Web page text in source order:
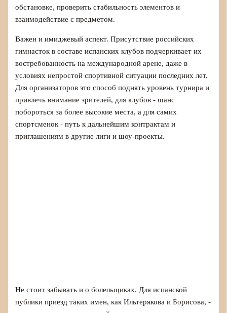
обстановке, проверить стабильность элементов и
взаимодействие с предметом.
Важен и имиджевый аспект. Присутствие российских
гимнасток в составе испанских клубов подчеркивает их
востребованность на международной арене, даже в
условиях непростой спортивной ситуации последних лет.
Для организаторов это способ поднять уровень турнира и
привлечь внимание зрителей, для клубов - шанс
побороться за более высокие места, а для самих
спортсменок - путь к дальнейшим контрактам и
приглашениям в другие лиги и шоу-проекты.
Не стоит забывать и о болельщиках. Для испанской
публики приезд таких имен, как Ильтерякова и Борисова, -